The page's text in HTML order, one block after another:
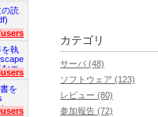
カテゴリ
サーバ (48)
ソフトウェア (123)
レビュー (80)
参加報告 (72)
の読
を執
むエ
を